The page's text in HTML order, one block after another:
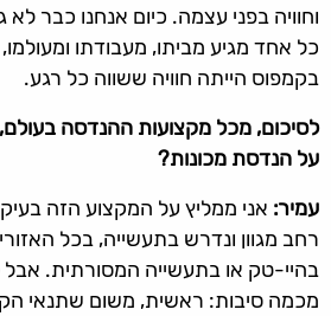
וחוויה בפני עצמה. כיום אנחנו כבר
כל אחד מגיע מביתו, מעבודתו
בקמפוס הייתה חוויה ששווה כל רגע.
לסיכום, מכל מקצועות ההנדסה
על הנדסת מכונות?
עמיר: אני ממליץ על המקצוע הזה
רחב מגוון ונדרש בתעשייה, בכל
בהיי-טק או בתעשייה המסורתית.
מכמה סיבות: ראשית, משום שתנאי